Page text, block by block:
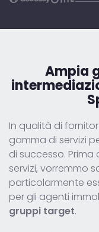
Ampia
In qualità di
gamma di servizi
di successo.
servizi, vorremmo
particolarmente
per gli agenti
gruppi target.